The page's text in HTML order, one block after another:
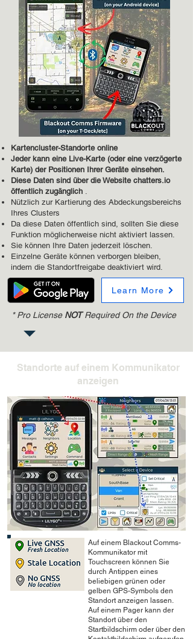
Kartencluster-Standorte online
Jeder kann eine Live-Karte (oder eine verzögerte
Karte) der Positionen Ihrer Geräte einsehen.
Diese Daten sind über die Website chatters.io
öffentlich zugänglich .
Nützlich zur Kartierung des Abdeckungsbereichs
Ihres Clusters
Da diese Daten öffentlich sind, sollten Sie diese
Funktion möglicherweise nicht aktiviert lassen.
Sie können Ihre Daten jederzeit löschen.
Einzelne Geräte können verborgen bleiben,
indem die Standortfreigabe deaktiviert wird.
Learn More
* Pro License NOTRequired On the Device
Standorte auf einem Kommunikator
anzeigen
Auf einem Blackout Comms-
Kommunikator mit
Touchscreen können Sie
durch Antippen eines
beliebigen grünen oder
gelben GPS-Symbols den
Standort anzeigen lassen.
Auf einem Pager kann der
Standort über den
Startbildschirm oder über den